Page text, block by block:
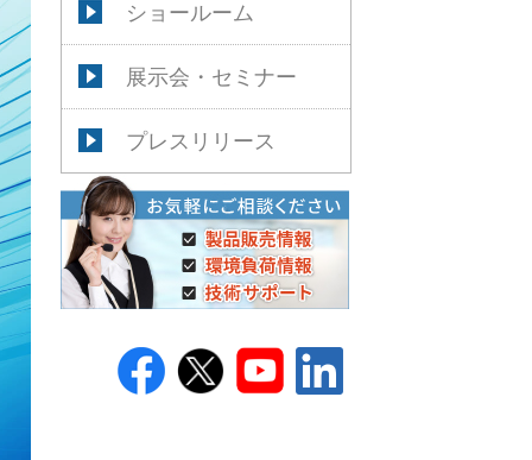
ショールーム
展示会・セミナー
プレスリリース